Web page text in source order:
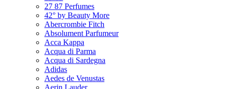
27 87 Perfumes
42° by Beauty More
Abercrombie Fitch
Absolument Parfumeur
Acca Kappa
Acqua di Parma
Acqua di Sardegna
Adidas
Aedes de Venustas
Aerin Lauder